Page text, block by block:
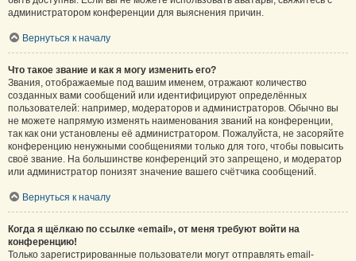
администратором конференции для выяснения причин.
Вернуться к началу
Что такое звание и как я могу изменить его?
Звания, отображаемые под вашим именем, отражают количество
созданных вами сообщений или идентифицируют определённых
пользователей: например, модераторов и администраторов. Обычно вы
не можете напрямую изменять наименования званий на конференции,
так как они установлены её администратором. Пожалуйста, не засоряйте
конференцию ненужными сообщениями только для того, чтобы повысить
своё звание. На большинстве конференций это запрещено, и модератор
или администратор понизят значение вашего счётчика сообщений.
Вернуться к началу
Когда я щёлкаю по ссылке «email», от меня требуют войти на
конференцию!
Только зарегистрированные пользователи могут отправлять email-